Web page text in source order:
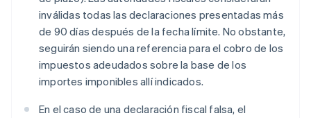
inválidas todas las declaraciones presentadas más
de 90 días después de la fecha límite. No obstante,
seguirán siendo una referencia para el cobro de los
impuestos adeudados sobre la base de los
importes imponibles allí indicados.
En el caso de una declaración fiscal falsa, el